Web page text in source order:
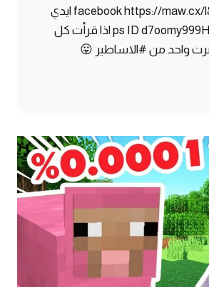
فيس بوك | facebook https://maw.cx/l86hl ايدي
البلايستيشن | ps ID d7oomy999HD اذا قرأت كل
واحد من #الاساطير 😛